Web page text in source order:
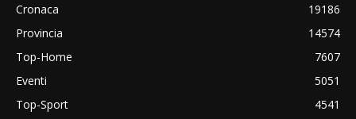
Cronaca
19186
Provincia
14574
Top-Home
7607
Eventi
5051
Top-Sport
4541